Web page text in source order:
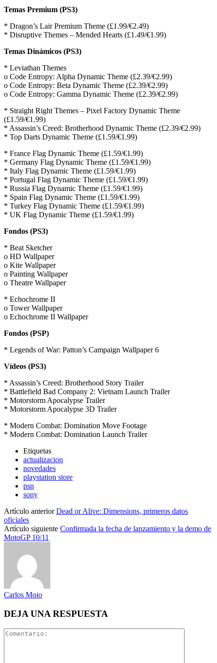
Temas Premium (PS3)
* Dragon’s Lair Premium Theme (£1.99/€2.49)
* Disruptive Themes – Mended Hearts (£1.49/€1.99)
Temas Dinámicos (PS3)
* Leviathan Themes
o Code Entropy: Alpha Dynamic Theme (£2.39/€2.99)
o Code Entropy: Beta Dynamic Theme (£2.39/€2.99)
o Code Entropy: Gamma Dynamic Theme (£2.39/€2.99)
* Straight Right Themes – Pixel Factory Dynamic Theme
(£1.59/€1.99)
* Assassin’s Creed: Brotherhood Dynamic Theme (£2.39/€2.99)
* Top Darts Dynamic Theme (£1.59/€1.99)
* France Flag Dynamic Theme (£1.59/€1.99)
* Germany Flag Dynamic Theme (£1.59/€1.99)
* Italy Flag Dynamic Theme (£1.59/€1.99)
* Portugal Flag Dynamic Theme (£1.59/€1.99)
* Russia Flag Dynamic Theme (£1.59/€1.99)
* Spain Flag Dynamic Theme (£1.59/€1.99)
* Turkey Flag Dynamic Theme (£1.59/€1.99)
* UK Flag Dynamic Theme (£1.59/€1.99)
Fondos (PS3)
* Beat Sketcher
o HD Wallpaper
o Kite Wallpaper
o Painting Wallpaper
o Theatre Wallpaper
* Echochrome II
o Tower Wallpaper
o Echochrome II Wallpaper
Fondos (PSP)
* Legends of War: Patton’s Campaign Wallpaper 6
Vídeos (PS3)
* Assassin’s Creed: Brotherhood Story Trailer
* Battlefield Bad Company 2: Vietnam Launch Trailer
* Motorstorm Apocalypse Trailer
* Motorstorm Apocalypse 3D Trailer
* Modern Combat: Domination Move Footage
* Modern Combat: Domination Launch Trailer
Etiquetas
actualizacion
novedades
playstation store
psn
sony
Artículo anterior Dead or Alive: Dimensions, primeros datos
oficiales
Artículo siguiente Confirmada la fecha de lanzamiento y la demo de
MotoGP 10/11
Carlos Moio
DEJA UNA RESPUESTA